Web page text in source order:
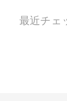
最近チェ